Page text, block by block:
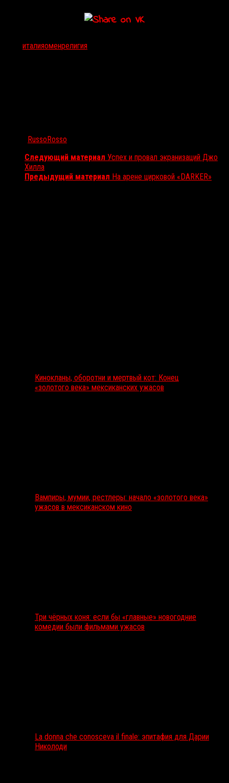
италияоменрелигия
RussoRosso
Следующий материал Успех и провал экранизаций Джо
Хилла
Предыдущий материал На арене цирковой «DARKER»
Кинокланы, оборотни и мертвый кот: Конец
«золотого века» мексиканских ужасов
Вампиры, мумии, рестлеры: начало «золотого века»
ужасов в мексиканском кино
Три чёрных коня: если бы «главные» новогодние
комедии были фильмами ужасов
La donna che conosceva il finale: эпитафия для Дарии
Николоди